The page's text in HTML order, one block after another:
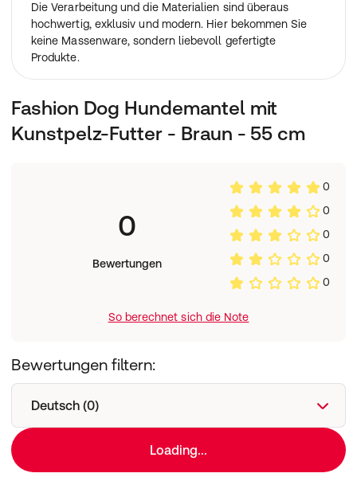
Die Verarbeitung und die Materialien sind überaus
hochwertig, exklusiv und modern. Hier bekommen Sie
keine Massenware, sondern liebevoll gefertigte
Produkte.
Fashion Dog Hundemantel mit
Kunstpelz-Futter - Braun - 55 cm
0
Bewertungen
0
0
0
0
0
So berechnet sich die Note
Bewertungen filtern:
Deutsch (0)
Loading...